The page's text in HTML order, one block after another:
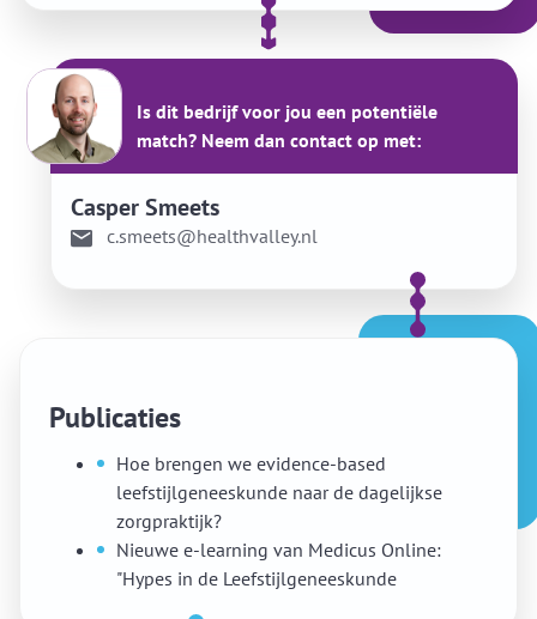
Is dit bedrijf voor jou een potentiële
match? Neem dan contact op met:
Casper Smeets
c.smeets@healthvalley.nl
Publicaties
Hoe brengen we evidence-based
leefstijlgeneeskunde naar de dagelijkse
zorgpraktijk?
Nieuwe e-learning van Medicus Online:
"Hypes in de Leefstijlgeneeskunde